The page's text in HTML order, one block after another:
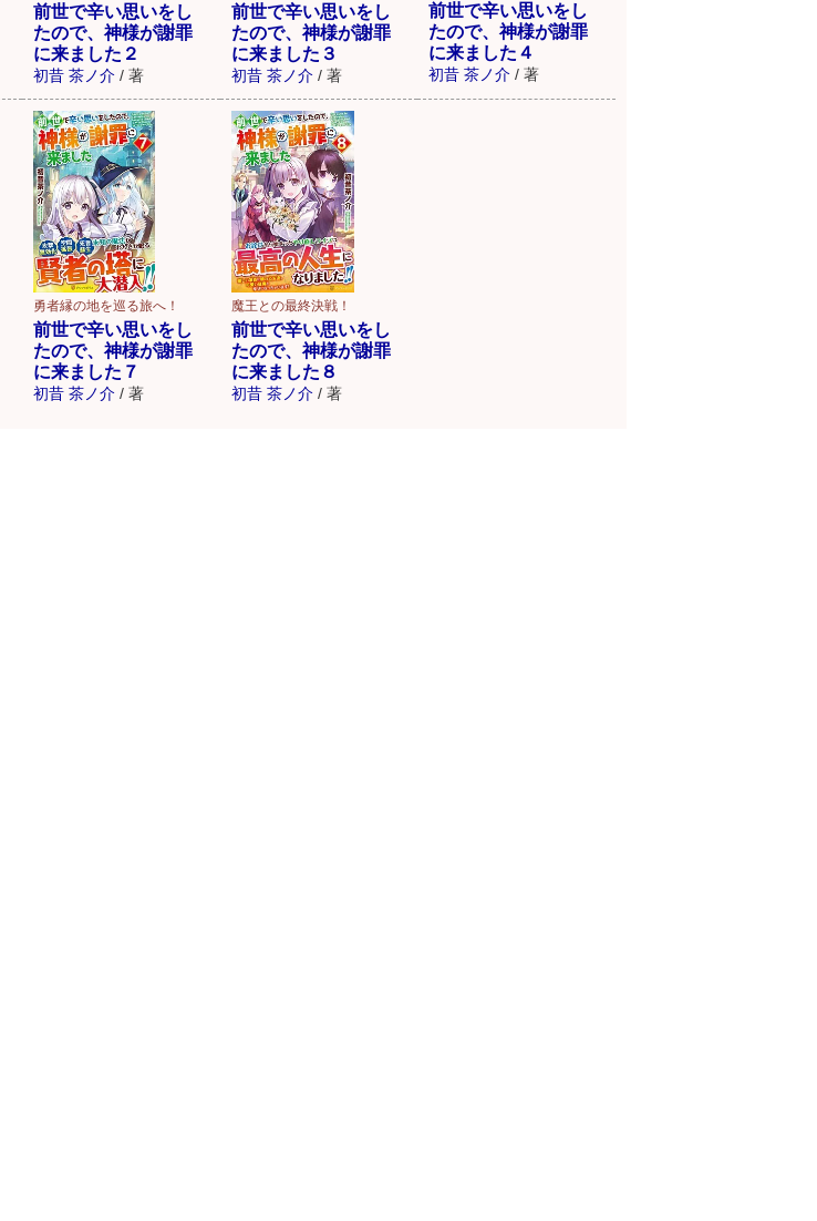
前世で辛い思いをし
たので、神様が謝罪
に来ました２
初昔 茶ノ介 / 著
前世で辛い思いをし
たので、神様が謝罪
に来ました３
初昔 茶ノ介 / 著
前世で辛い思いをし
たので、神様が謝罪
に来ました４
初昔 茶ノ介 / 著
勇者縁の地を巡る旅へ！
前世で辛い思いをし
たので、神様が謝罪
に来ました７
初昔 茶ノ介 / 著
魔王との最終決戦！
前世で辛い思いをし
たので、神様が謝罪
に来ました８
初昔 茶ノ介 / 著